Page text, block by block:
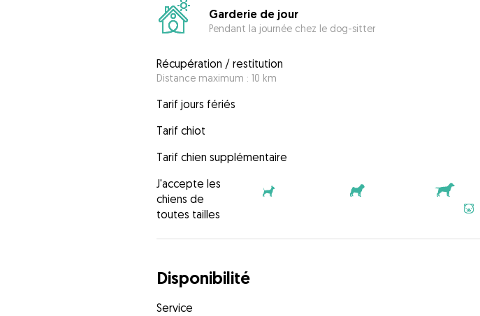
Garderie de jour
Pendant la journée chez le dog-sitter
Récupération / restitution
Distance maximum : 10 km
Tarif jours fériés
Tarif chiot
Tarif chien supplémentaire
J'accepte les
chiens de
toutes tailles
Disponibilité
Service